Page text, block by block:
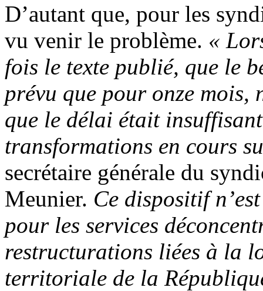
D’autant que, pour les
vu venir le problème. «
fois le texte publié, que le
prévu que pour onze
que le délai était
transformations en cours
secrétaire générale du
Meunier. Ce dispositif
pour les services
restructurations liées à la
territoriale de la